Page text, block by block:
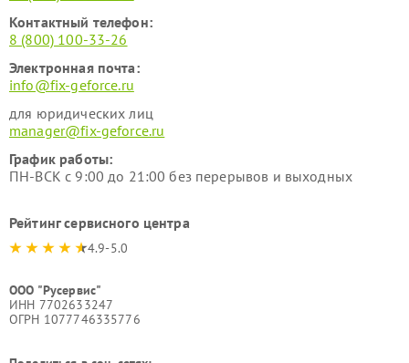
Контактный телефон:
8 (800) 100-33-26
Электронная почта:
info@fix-geforce.ru
для юридических лиц
manager@fix-geforce.ru
График работы:
ПН-ВСК с 9:00 до 21:00 без перерывов и выходных
Рейтинг сервисного центра
4.9-5.0
ООО "Русервис"
ИНН 7702633247
ОГРН 1077746335776